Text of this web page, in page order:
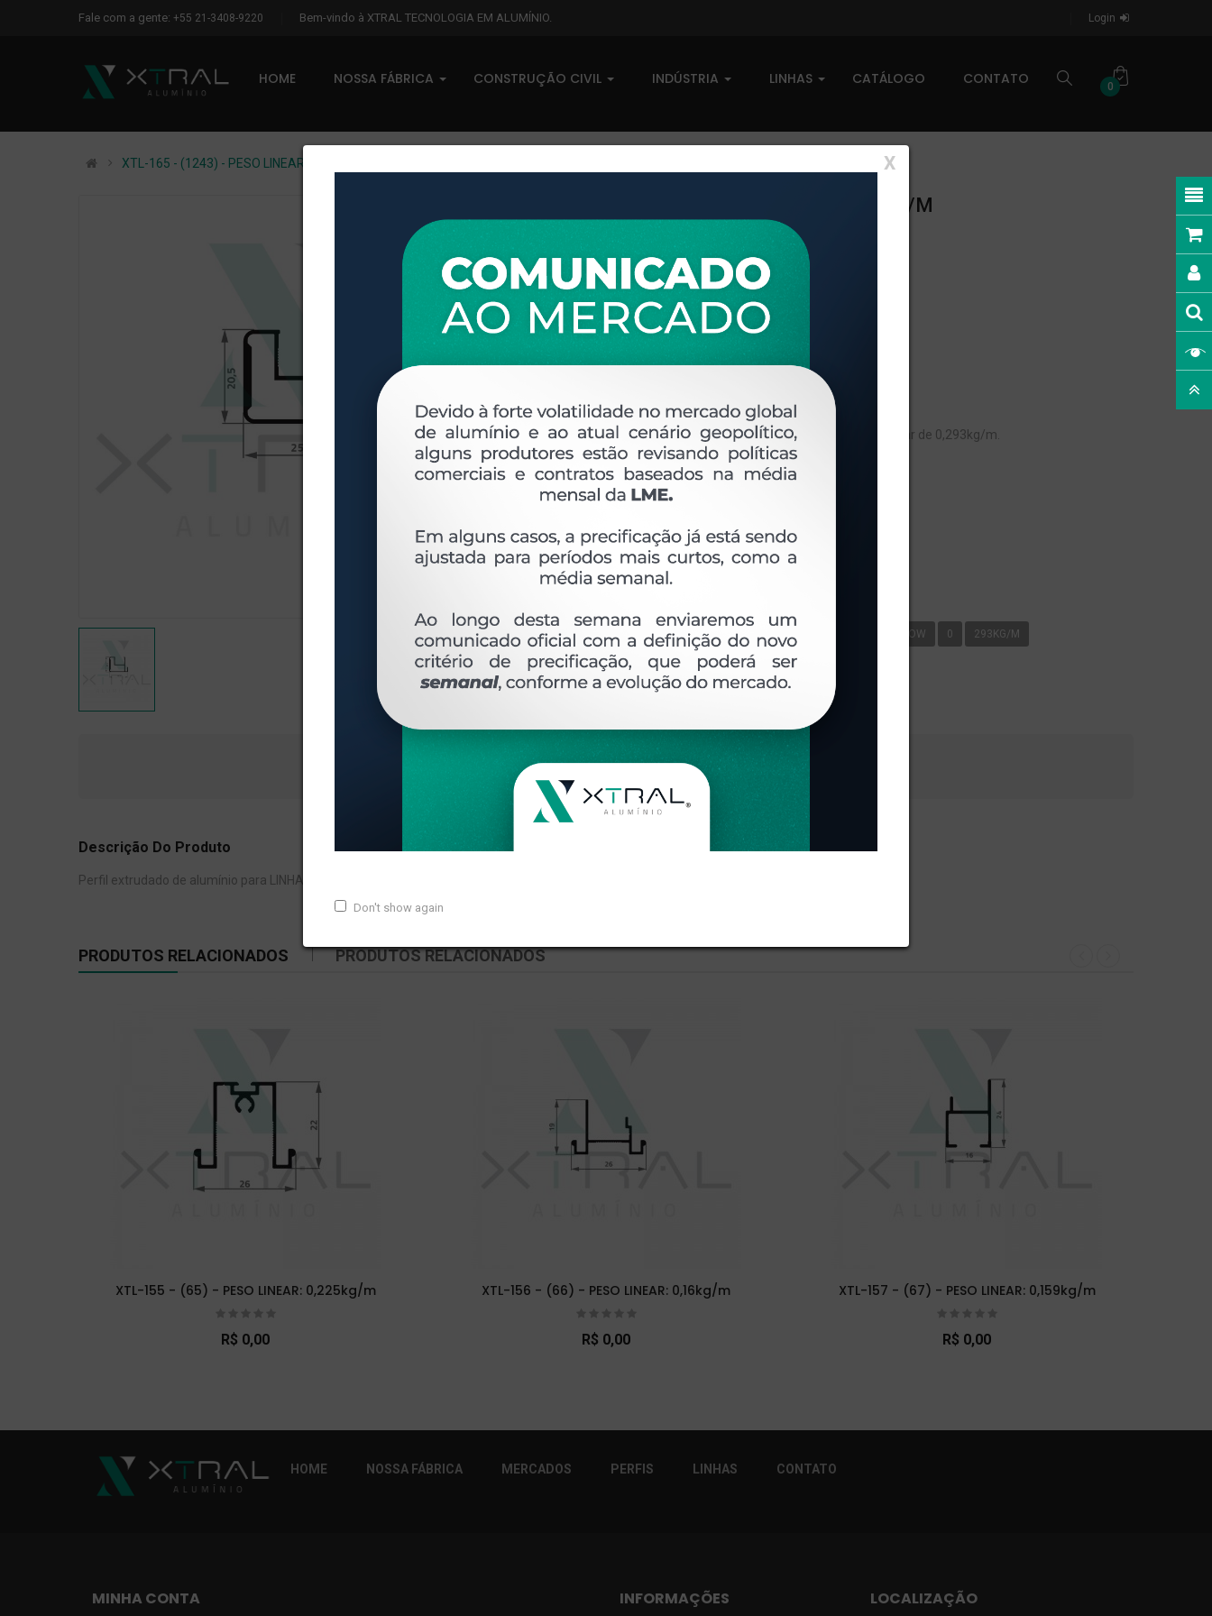
Fale com a gente: +55 21-3408-9220 Bem-vindo à XTRAL TECNOLOGIA EM ALUMÍNIO. Login
HOME NOSSA FÁBRICA CONSTRUÇÃO CIVIL INDÚSTRIA LINHAS CATÁLOGO CONTATO 0
X
Don't show again
XTL-165 - (1243) - PESO LINEAR: 0,293kg/m
XTL-165 - (1243) - PESO LINEAR: 0,293kg/m
0 comentários
Disponível sob consulta
Taxas R$ 0,00
Disponibilidade:
Em estoque
OVERVIEW
Perfil extrudado de alumínio para LINHA 16 E.SHOW, com peso linear de 0,293kg/m.
Ver perfis relacionados
Etiquetas: 165- PESO LINEAR - KG/M 1243 KG/M LINHA 16 E.SHOW 0 293KG/M
DESCRIÇÃO COMENTÁRIOS (0)
Descrição Do Produto
Perfil extrudado de alumínio para LINHA 16 E.SHOW, com peso linear de 0,293kg/m.
PRODUTOS RELACIONADOS PRODUTOS RELACIONADOS
XTL-155 - (65) - PESO LINEAR: 0,225kg/m
R$ 0,00
XTL-156 - (66) - PESO LINEAR: 0,16kg/m
R$ 0,00
XTL-157 - (67) - PESO LINEAR: 0,159kg/m
R$ 0,00
HOME NOSSA FÁBRICA MERCADOS PERFIS LINHAS CONTATO
MINHA CONTA INFORMAÇÕES LOCALIZAÇÃO